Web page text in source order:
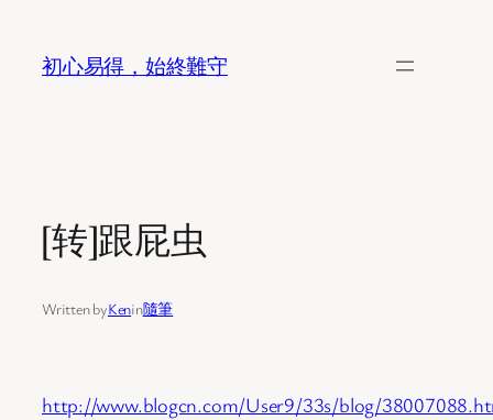
content
初心易得，始終難守
[转]跟屁虫
Written byKenin隨筆
http://www.blogcn.com/User9/33s/blog/